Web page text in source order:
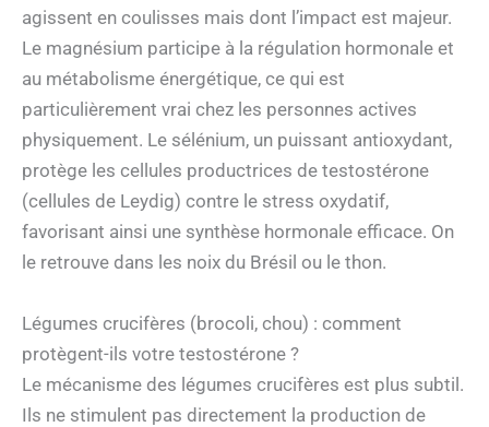
agissent en coulisses mais dont l’impact est majeur.
Le magnésium participe à la régulation hormonale et
au métabolisme énergétique, ce qui est
particulièrement vrai chez les personnes actives
physiquement. Le sélénium, un puissant antioxydant,
protège les cellules productrices de testostérone
(cellules de Leydig) contre le stress oxydatif,
favorisant ainsi une synthèse hormonale efficace. On
le retrouve dans les noix du Brésil ou le thon.
Légumes crucifères (brocoli, chou) : comment
protègent-ils votre testostérone ?
Le mécanisme des légumes crucifères est plus subtil.
Ils ne stimulent pas directement la production de